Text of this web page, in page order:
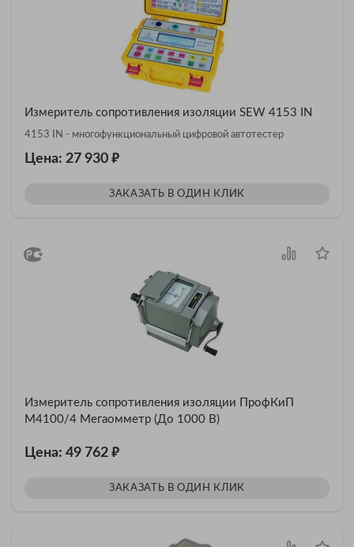
Измеритель сопротивления изоляции SEW 4153 IN
4153 IN - многофункциональный цифровой автотестер
Цена: 27 930 ₽
ЗАКАЗАТЬ В ОДИН КЛИК
Измеритель сопротивления изоляции ПрофКиП
М4100/4 Мегаомметр (До 1000 В)
Цена: 49 762 ₽
ЗАКАЗАТЬ В ОДИН КЛИК